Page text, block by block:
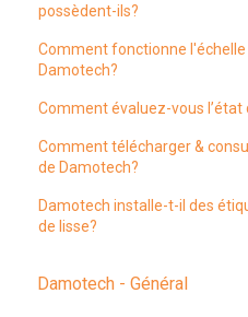
possèdent-ils?
Comment fonctionne
Damotech?
Comment évaluez-vous l’état
Comment télécharger &
de Damotech?
Damotech installe-t-il des
de lisse?
Damotech - Général